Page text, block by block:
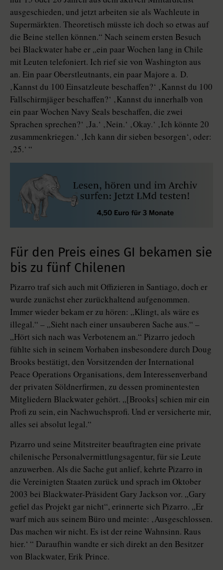
ausgeschieden, und jetzt arbeiten sie als Wachleute in
Supermärkten. Theoretisch müsste ich doch so etwas auf
die Beine stellen können.“ Nach seinem ersten Besuch
bei Blackwater habe er „ein paar Wochen lang in Chile
mit Leuten telefoniert. Ich rief sie von Washington aus
an. Ein paar Oberstleutnants, ein paar Majore a. D.
‚Kannst du 100 Einsatzleute beschaffen?‘ ‚Kannst du 100
Fallschirmjäger beschaffen?‘ ‚Kannst du innerhalb von
ein paar Wochen Navy Seals beschaffen, die zwei
Sprachen sprechen?‘ ‚Ja.‘ ‚Nein.‘ ‚Okay.‘ ‚Ich könnte 20
zusammenkriegen.‘ ‚Ich kann dir sieben besorgen‘, oder:
‚25.‘ “
Für den Preis eines GI bekamen sie
bis zu fünf Chilenen
Pizarro traf sich auch mit Offizieren in Santiago, doch er
wurde zunächst eher zurückhaltend aufgenommen.
Immer wieder bekam er zu hören: „Klingt, als wäre es
illegal.“ – „Sieht nach einer unsauberen Sache aus.“ –
„Hört sich nach was Verbotenem an.“ Pizarro jedoch
fühlte sich in seinem Vorhaben insbesondere durch Doug
Brooks bestätigt, den Vorsitzenden der International
Peace Operations Organisations, dem Interessenverband
der privaten Söldnerfirmen, zu dessen prominentesten
Mitgliedern Blackwater gehört. „[Brooks] schien mir ein
Profi zu sein, ein Nachwuchsprofi. Und er versicherte mir,
alles sei absolut legal.“
Pizarro und seine Mitstreiter beauftragten eine private
chilenische Personalvermittlungsagentur, für sie Leute
anzuwerben. Als die Sache gut anlief, kehrte Pizarro in
die Vereinigten Staaten zurück und sprach im Oktober
2003 bei Blackwater-Präsident Gary Jackson vor. „Gary
gefiel das Projekt gar nicht“, erinnerte sich Pizarro. „Er
warf mich aus seinem Büro und meinte: ‚Ausgeschlossen.
Das machen wir nicht. Es ist der reine Wahnsinn. Raus
hier.‘ “ Daraufhin wandte er sich direkt an den Besitzer
von Blackwater, Erik Prince.